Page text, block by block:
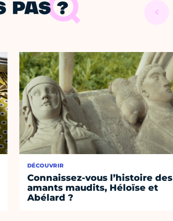
PAS ?
DÉCOUVRIR
Connaissez-vous l’histoire des
amants maudits, Héloïse et
Abélard ?